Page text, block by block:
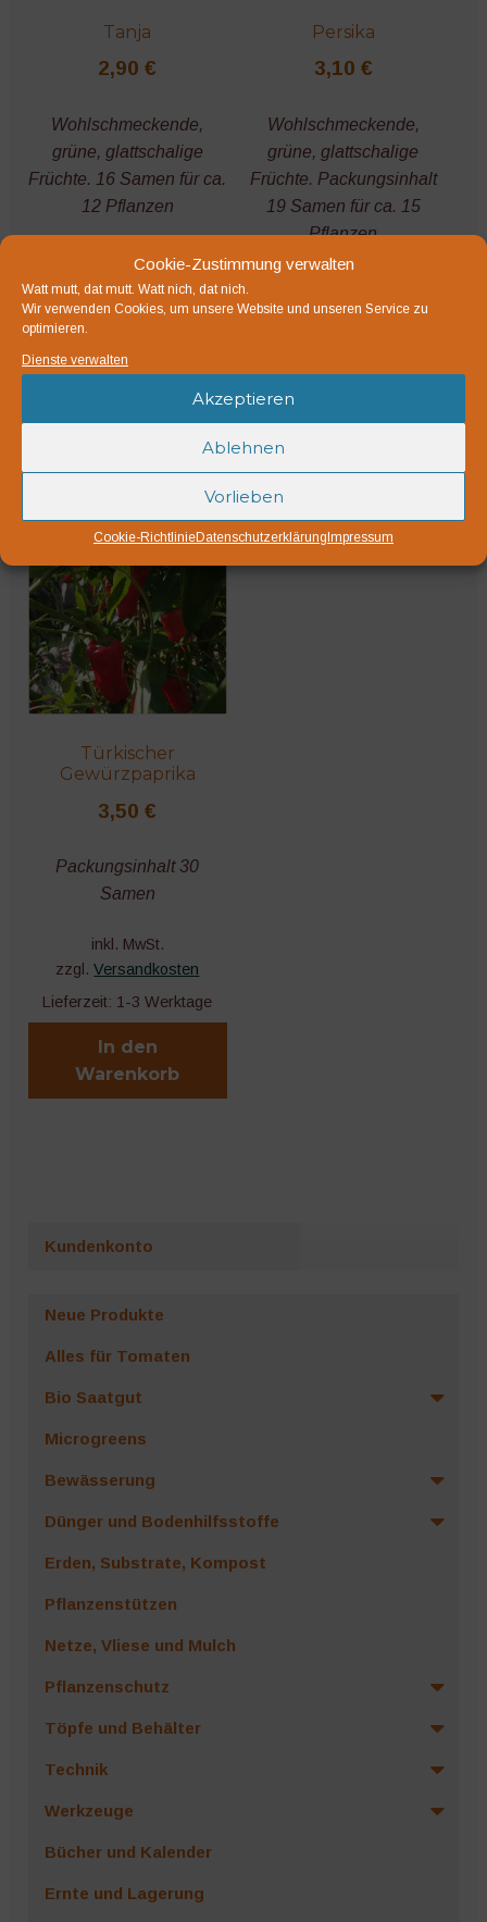
Cookie-Zustimmung verwalten
Watt mutt, dat mutt. Watt nich, dat nich.
Wir verwenden Cookies, um unsere Website und unseren Service zu
optimieren.
Dienste verwalten
Akzeptieren
Ablehnen
Vorlieben
Cookie-RichtlinieDatenschutzerklärung Impressum
Tanja
2,90€
Wohlschmeckende,
grüne, glattschalige
Früchte. 16 Samen für ca.
12 Pflanzen
inkl. MwSt.
zzgl.Versandkosten
Persika
3,10 €
Wohlschmeckende,
grüne, glattschalige
Früchte. Packungsinhalt
19 Samen für ca. 15
Pflanzen
zzgl. Versandkosten
Bio-Saatgut
Türkischer
Gewürzpaprika
3,50€
Packungsinhalt 30
Samen
inkl. MwSt.
zzgl.Versandkosten
Lieferzeit: 1-3 Werktage
In den
Warenkorb
Kundenkonto
Neue Produkte
Alles für Tomaten
Bio Saatgut
Microgreens
Bewässerung
Dünger und Bodenhilfsstoffe
Erden, Substrate, Kompost
Pflanzenstützen
Netze, Vliese und Mulch
Pflanzenschutz
Töpfe und Behälter
Technik
Werkzeuge
Bücher und Kalender
Ernte und Lagerung